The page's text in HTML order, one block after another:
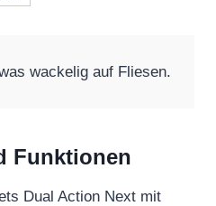
wackelig auf Fliesen.
Funktionen
Dual Action Next mit